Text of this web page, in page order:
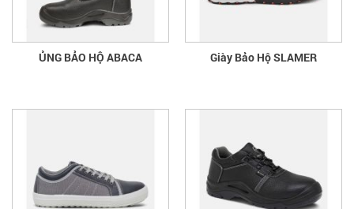
ỦNG BẢO HỘ ABACA Giày Bảo Hộ SLAMER